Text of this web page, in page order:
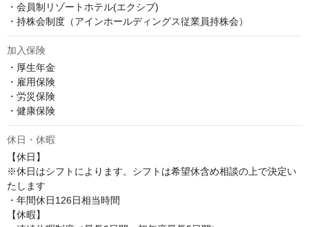
・会員制リゾートホテル(エクシブ)
・持株会制度（アインホールディングス従業員持株会）
加入保険
・厚生年金
・雇用保険
・労災保険
・健康保険
休日・休暇
【休日】
※休日はシフトによります。シフトは希望休含め相談の上で決定い
たします
・年間休日126日相当時間
【休暇】